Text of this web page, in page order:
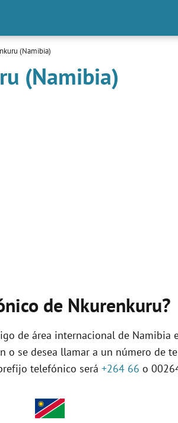
(Namibia)
(Namibia)
de Nkurenkuru?
de área internacional de Namibia
o se desea llamar a un número de
telefónico será +264 66 o